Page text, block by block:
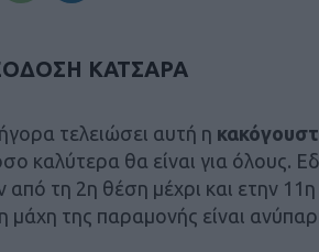
ΚΑΤΣΑΡΑ
τελειώσει αυτή η
καλύτερα θα είναι για όλους.
από τη 2η θέση μέχρι και ετην
μάχη της παραμονής είναι